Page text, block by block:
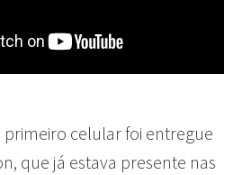
primeiro celular foi entregue
que já estava presente nas